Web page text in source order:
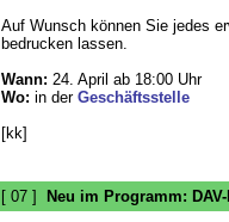
Auf Wunsch können Sie jedes
bedrucken lassen.
Wann: 24. April ab 18:00 Uhr
Wo: in der Geschäftsstelle
[kk]
[ 07 ]
Neu im Programm: